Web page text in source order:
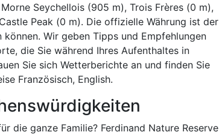
Seychellois (905 m), Trois Frères (0 m),
Peak (0 m). Die offizielle Währung ist der
Wir geben Tipps und Empfehlungen
die Sie während Ihres Aufenthaltes in
Sie sich Wetterberichte an und finden Sie
Französisch, English.
die ganze Familie? Ferdinand Nature Reserve